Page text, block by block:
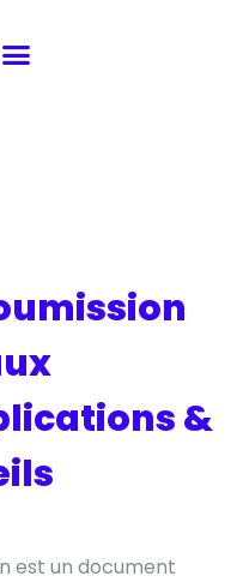
&
est un document